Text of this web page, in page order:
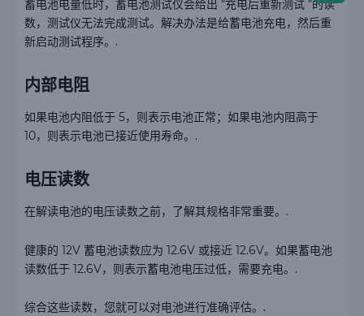
蓄电池电量低时，蓄电池测试仪会给出 “充电后重新测试 ”的读
数，测试仪无法完成测试。解决办法是给蓄电池充电，然后重
新启动测试程序。.
内部电阻
如果电池内阻低于 5，则表示电池正常；如果电池内阻高于
10，则表示电池已接近使用寿命。.
电压读数
在解读电池的电压读数之前，了解其规格非常重要。.
健康的 12V 蓄电池读数应为 12.6V 或接近 12.6V。如果蓄电池
读数低于 12.6V，则表示蓄电池电压过低，需要充电。.
综合这些读数，您就可以对电池进行准确评估。.